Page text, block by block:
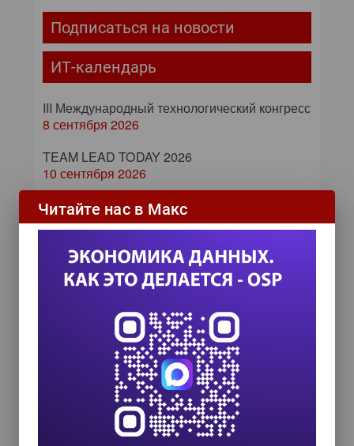
Подписаться на новости
ИТ-календарь
III Международный технологический конгресс
8 сентября 2026
TEAM LEAD TODAY 2026
10 сентября 2026
Форум ProcessTech
18 сентября 2026
Управление данными 2026
24 сентября 2026
8 октября 2026
От кликов до миллионов: как
повседневные операции
влияют на маржу компании
Бизнес видит больше, чем мог
Читайте нас в Макс